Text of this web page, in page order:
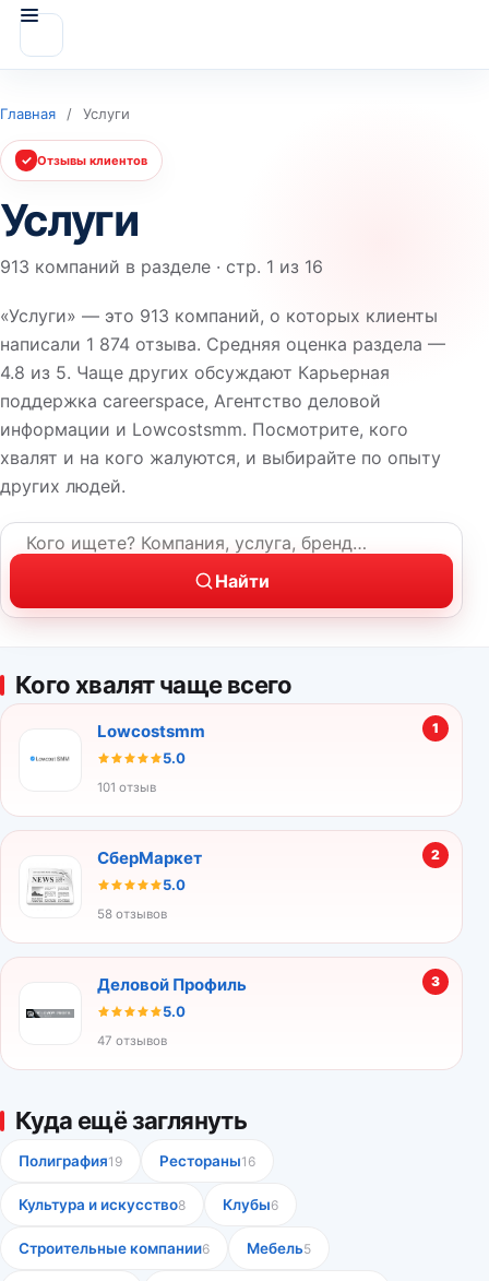
Главная / Услуги
✓ Отзывы клиентов
Услуги
913 компаний в разделе · стр. 1 из 16
«Услуги» — это 913 компаний, о которых клиенты
написали 1 874 отзыва. Средняя оценка раздела —
4.8 из 5. Чаще других обсуждают Карьерная
поддержка careerspace, Агентство деловой
информации и Lowcostsmm. Посмотрите, кого
хвалят и на кого жалуются, и выбирайте по опыту
других людей.
Название компании или услуга
Найти
Кого хвалят чаще всего
1
Lowcostsmm
5.0
101 отзыв
2
СберМаркет
5.0
58 отзывов
3
Деловой Профиль
5.0
47 отзывов
Куда ещё заглянуть
Полиграфия19 Рестораны16
Культура и искусство8 Клубы6
Строительные компании6 Мебель5